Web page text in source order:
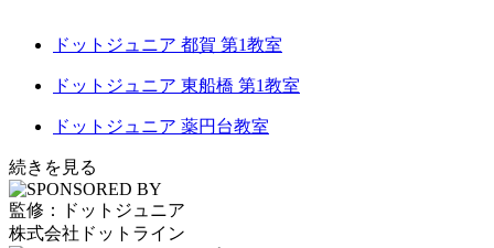
ドットジュニア 都賀 第1教室
ドットジュニア 東船橋 第1教室
ドットジュニア 薬円台教室
続きを見る
監修：ドットジュニア
株式会社ドットライン